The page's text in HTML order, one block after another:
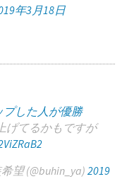
年3月18日
した人が優勝
げてるかもですが
望 (@buhin_ya) 2019